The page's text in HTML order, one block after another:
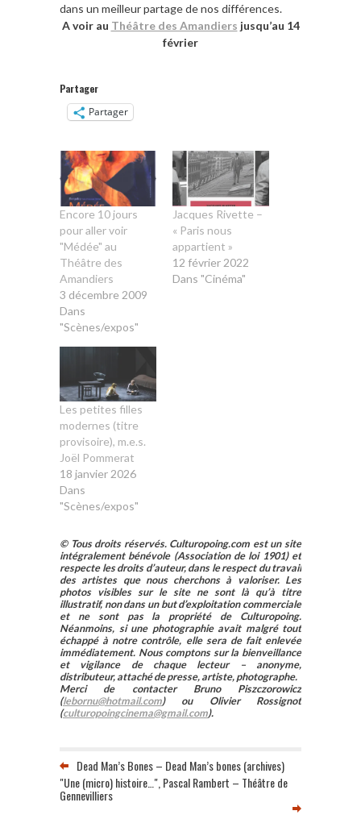
dans un meilleur partage de nos différences.
A voir au Théâtre des Amandiers jusqu’au 14
février
Partager
Partager
Encore 10 jours
pour aller voir
"Médée" au
Théâtre des
Amandiers
3 décembre 2009
Dans
"Scènes/expos"
Jacques Rivette –
« Paris nous
appartient »
12 février 2022
Dans "Cinéma"
Les petites filles
modernes (titre
provisoire), m.e.s.
Joël Pommerat
18 janvier 2026
Dans
"Scènes/expos"
© Tous droits réservés. Culturopoing.com est un site
intégralement bénévole (Association de loi 1901) et
respecte les droits d’auteur, dans le respect du travail
des artistes que nous cherchons à valoriser. Les
photos visibles sur le site ne sont là qu’à titre
illustratif, non dans un but d’exploitation commerciale
et ne sont pas la propriété de Culturopoing.
Néanmoins, si une photographie avait malgré tout
échappé à notre contrôle, elle sera de fait enlevée
immédiatement. Nous comptons sur la bienveillance
et vigilance de chaque lecteur – anonyme,
distributeur, attaché de presse, artiste, photographe.
Merci de contacter Bruno Piszczorowicz
(lebornu@hotmail.com) ou Olivier Rossignot
(culturopoingcinema@gmail.com).
Dead Man’s Bones – Dead Man’s bones (archives)
"Une (micro) histoire…", Pascal Rambert – Théâtre de
Gennevilliers